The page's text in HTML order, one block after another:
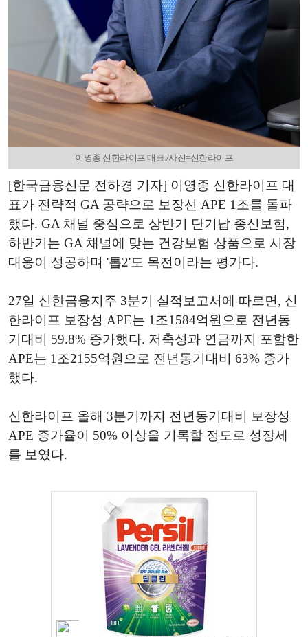
이영종 신한라이프 대표./사진=신한라이프
[한국금융신문 전하경 기자] 이영종 신한라이프 대
표가 전략적 GA 공략으로 보장선 APE 1조를 돌파
했다. GA 채널 중심으로 상반기 단기납 종신보험,
하반기는 GA 채널에 맞는 건강보험 상품으로 시장
대응이 성공하며 '톱2'도 목전이라는 평가다.
27일 신한금융지주 3분기 실적보고서에 따르면, 신
한라이프 보장성 APE는 1조1584억원으로 전년동
기대비 59.8% 증가했다. 저축성과 연금까지 포함한
APE는 1조2155억원으로 전년동기대비 63% 증가
했다.
신한라이프 올해 3분기까지 전년동기대비 보장성
APE 증가율이 50% 이상을 기록할 정도로 성장세
를 보였다.